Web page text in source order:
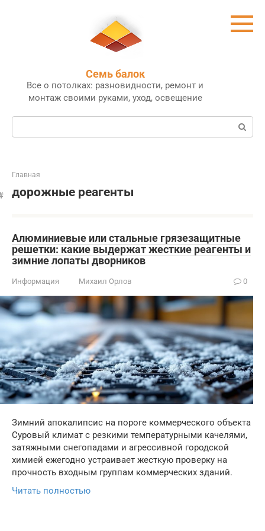
Семь балок
Все о потолках: разновидности, ремонт и
монтаж своими руками, уход, освещение
Поиск:
Главная
дорожные реагенты
Алюминиевые или стальные грязезащитные
решетки: какие выдержат жесткие реагенты и
зимние лопаты дворников
Информация Михаил Орлов 0
Зимний апокалипсис на пороге коммерческого объекта
Суровый климат с резкими температурными качелями,
затяжными снегопадами и агрессивной городской
химией ежегодно устраивает жесткую проверку на
прочность входным группам коммерческих зданий.
Читать полностью